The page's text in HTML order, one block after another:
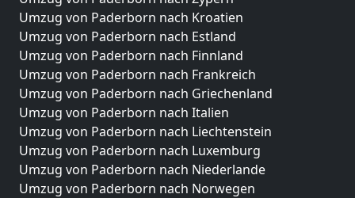
Umzug von Paderborn nach Kroatien
Umzug von Paderborn nach Estland
Umzug von Paderborn nach Finnland
Umzug von Paderborn nach Frankreich
Umzug von Paderborn nach Griechenland
Umzug von Paderborn nach Italien
Umzug von Paderborn nach Liechtenstein
Umzug von Paderborn nach Luxemburg
Umzug von Paderborn nach Niederlande
Umzug von Paderborn nach Norwegen